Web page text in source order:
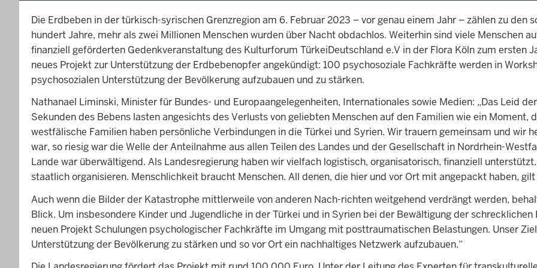
Die Erdbeben in der türkisch-syrischen Grenzregion am 6. Februar 2023 – vor genau einem Jahr – zählen zu
hundert Jahre, mehr als zwei Millionen Menschen wurden über Nacht obdachlos. Weiterhin sind viele Menschen
finanziell geförderten Gedenkveranstaltung des Kulturforum TürkeiDeutschland e.V in der Flora Köln zum ersten
neues Projekt zur Unterstützung der Erdbebenopfer angekündigt: 100 psychosoziale Fachkräfte werden in
psychosozialen Unterstützung der Bevölkerung aufzubauen und zu stärken.
Nathanael Liminski, Minister für Bundes- und Europaangelegenheiten, Internationales sowie Medien: „Das Leid
Sekunden des Bebens lasten angesichts des Verlusts von geliebten Menschen auf den Familien wie ein Moment,
westfälische Familien haben persönliche Verbindungen in die Türkei und Syrien. Wir trauern gemeinsam und wir
war, so riesig war die Welle der Anteilnahme aus allen Teilen des Landes und der Gesellschaft in Nordrhein-
Lande war überwältigend. Als Landesregierung haben wir vielfach logistisch, organisatorisch, finanziell
staatlich organisieren. Menschlichkeit braucht Menschen. All denen, die hier und vor Ort mit angepackt haben,
Auch wenn die Bilder der Katastrophe mittlerweile von anderen Nach-richten weitgehend verdrängt werden,
Blick. Um insbesondere Kinder und Jugendliche in der Türkei und in Syrien bei der Bewältigung der
neuen Projekt Schulungen psychologischer Fachkräfte im Umgang mit posttraumatischen Belastungen. Unser
Unterstützung der Bevölkerung zu stärken und so vor Ort ein nachhaltiges Netzwerk aufzubauen.“